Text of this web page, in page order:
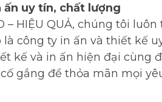
uy tín, chất lượng
– HIỆU QUẢ, chúng tôi
công ty in ấn và thiết kế
kế và in ấn hiện đại cùng
gắng để thỏa mãn mọi